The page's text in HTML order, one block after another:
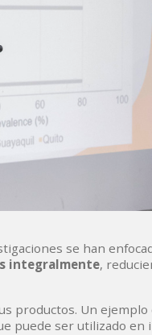
se han
integralmente,
productos. Un ejemplo
puede ser utilizado en